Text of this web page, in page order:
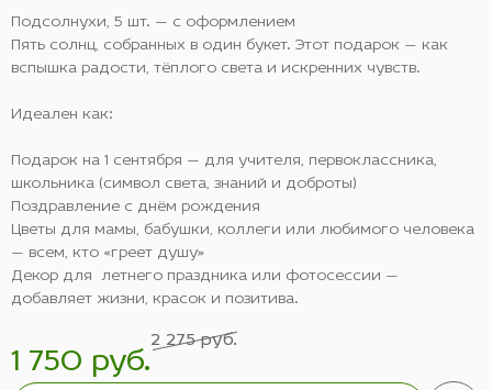
Подсолнухи, 5 шт. — с оформлением
Пять солнц, собранных в один букет. Этот подарок — как
вспышка радости, тёплого света и искренних чувств.
Идеален как:
Подарок на 1 сентября — для учителя, первоклассника,
школьника (символ света, знаний и доброты)
Поздравление с днём рождения
Цветы для мамы, бабушки, коллеги или любимого человека
— всем, кто «греет душу»
Декор для летнего праздника или фотосессии —
добавляет жизни, красок и позитива.
1 750 руб.
2 275 руб.